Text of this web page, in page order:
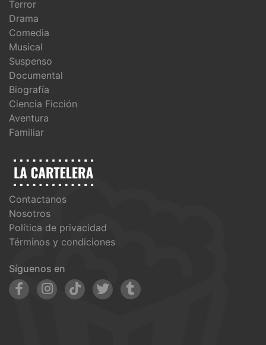
Terror
Drama
Comedia
Musical
Suspenso
Documental
Biografía
Ciencia Ficción
Aventura
Familiar
Contactanos
Nosotros
Política de privacidad
Términos y condiciones
Síguenos en